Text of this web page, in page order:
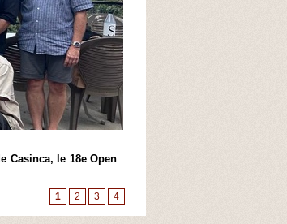
Après une semaine de stage consacrée à